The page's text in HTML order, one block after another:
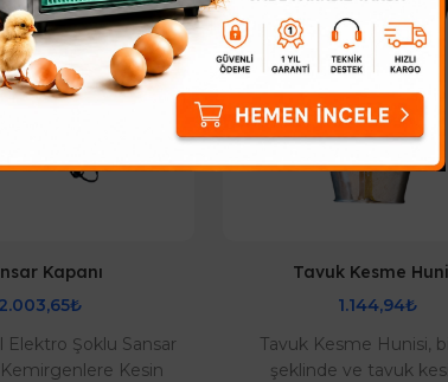
Kapanı
2.003,65₺
Elektro Şoklu Sansar
Kemirgenlere Kesin
Tavuk Kesme
1.144,94₺
Tavuk Kesme Hunisi,
şeklinde ve tavuk